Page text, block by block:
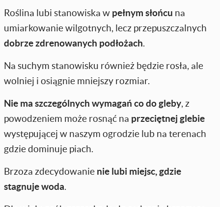
Roślina lubi stanowiska w pełnym słońcu na
umiarkowanie wilgotnych, lecz przepuszczalnych
dobrze zdrenowanych podłożach.
Na suchym stanowisku również będzie rosła, ale
wolniej i osiągnie mniejszy rozmiar.
Nie ma szczególnych wymagań co do gleby, z
powodzeniem może rosnąć na przeciętnej glebie
występującej w naszym ogrodzie lub na terenach
gdzie dominuje piach.
Brzoza zdecydowanie nie lubi miejsc, gdzie
stagnuje woda.